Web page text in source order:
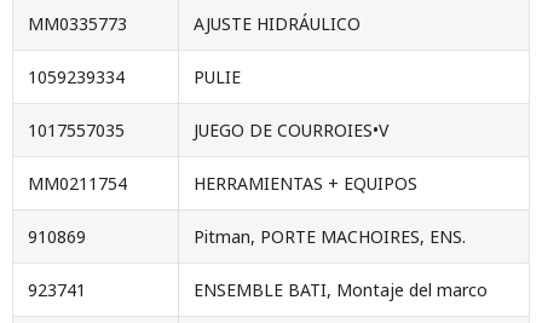
MM0335773 AJUSTE HIDRÁULICO
1059239334 PULIE
1017557035 JUEGO DE COURROIES•V
MM0211754 HERRAMIENTAS + EQUIPOS
910869 Pitman, PORTE MACHOIRES, ENS.
923741 ENSEMBLE BATI, Montaje del marco